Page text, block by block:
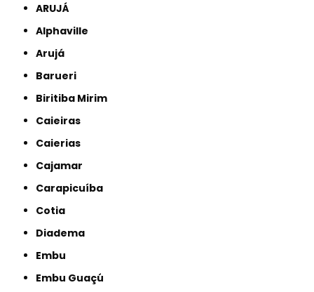
ARUJÁ
Alphaville
Arujá
Barueri
Biritiba Mirim
Caieiras
Caierias
Cajamar
Carapicuíba
Cotia
Diadema
Embu
Embu Guaçú